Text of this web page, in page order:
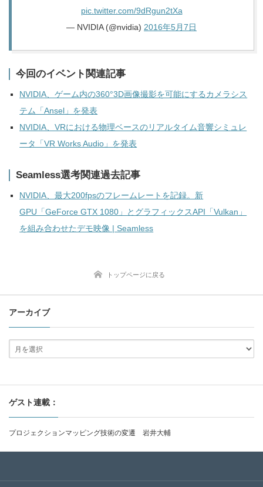
pic.twitter.com/9dRgun2tXa
— NVIDIA (@nvidia) 2016年5月7日
今回のイベント関連記事
NVIDIA、ゲーム内の360°3D画像撮影を可能にするカメラシス
テム「Ansel」を発表
NVIDIA、VRにおける物理ベースのリアルタイム音響シミュレ
ータ「VR Works Audio」を発表
Seamless選考関連過去記事
NVIDIA、最大200fpsのフレームレートを記録。新
GPU「GeForce GTX 1080」とグラフィックスAPI「Vulkan」
を組み合わせたデモ映像 | Seamless
トップページに戻る
アーカイブ
ゲスト連載：
プロジェクションマッピング技術の変遷 岩井大輔